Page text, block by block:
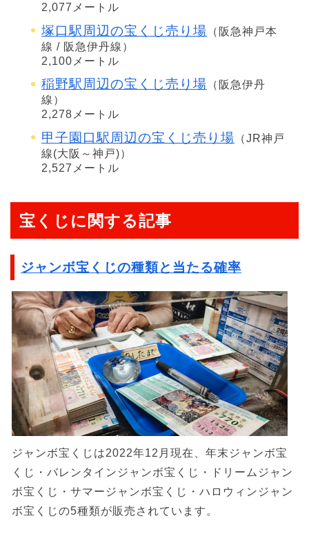
2,077メートル
塚口駅周辺の宝くじ売り場 （阪急神戸本
線 / 阪急伊丹線）
2,100メートル
稲野駅周辺の宝くじ売り場 （阪急伊丹
線）
2,278メートル
甲子園口駅周辺の宝くじ売り場 （JR神戸
線(大阪～神戸)）
2,527メートル
宝くじに関する記事
ジャンボ宝くじの種類と当たる確率
ジャンボ宝くじは2022年12月現在、年末ジャンボ宝
くじ・バレンタインジャンボ宝くじ・ドリームジャン
ボ宝くじ・サマージャンボ宝くじ・ハロウィンジャン
ボ宝くじの5種類が販売されています。